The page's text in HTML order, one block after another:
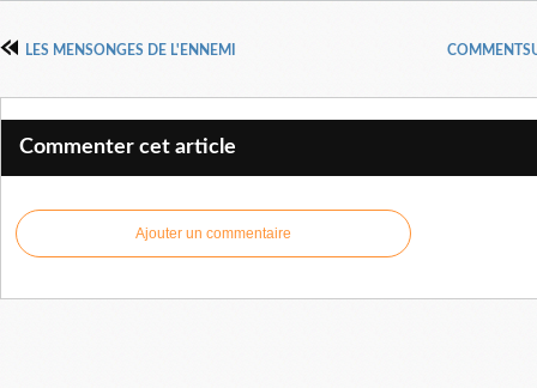
LES MENSONGES DE L'ENNEMI
Commenter cet article
Ajouter un commentaire